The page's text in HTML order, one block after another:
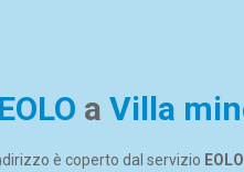
a Villa
è coperto dal servizio EOLO